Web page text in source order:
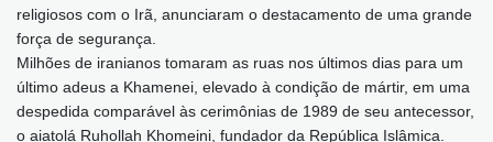
religiosos com o Irã, anunciaram o destacamento de uma grande
força de segurança.
Milhões de iranianos tomaram as ruas nos últimos dias para um
último adeus a Khamenei, elevado à condição de mártir, em uma
despedida comparável às cerimônias de 1989 de seu antecessor,
o aiatolá Ruhollah Khomeini, fundador da República Islâmica.